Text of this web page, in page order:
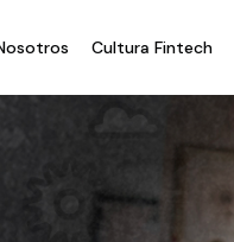
Cultura Fintech